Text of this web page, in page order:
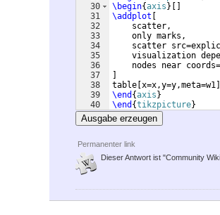
30
31
32
33
34
35
36
37
38
39
40
41
\begin{axis }
\addplot
    scatter,
    only marks,
scatter
visualization
    nodes near coords=
table x=x,y=y,meta=w1
\end {axis }
\end {tikzpicture}
Ausgabe erzeugen
Permanenter link
Dieser Antwort ist "Community